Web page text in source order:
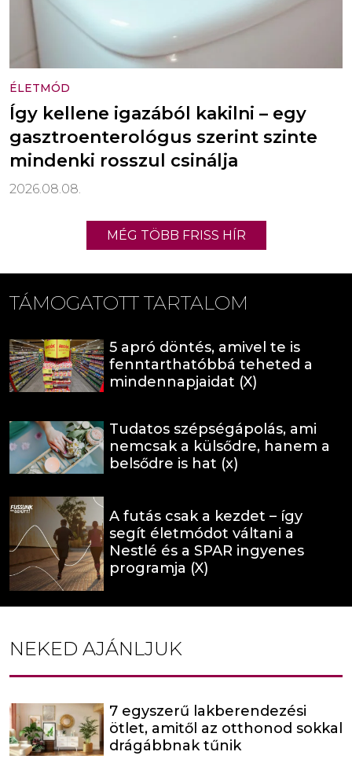
ÉLETMÓD
Így kellene igazából kakilni – egy
gasztroenterológus szerint szinte
mindenki rosszul csinálja
2026.08.08.
MÉG TÖBB FRISS HÍR
TÁMOGATOTT TARTALOM
5 apró döntés, amivel te is
fenntarthatóbbá teheted a
mindennapjaidat (X)
Tudatos szépségápolás, ami
nemcsak a külsődre, hanem a
belsődre is hat (x)
A futás csak a kezdet – így
segít életmódot váltani a
Nestlé és a SPAR ingyenes
programja (X)
NEKED AJÁNLJUK
7 egyszerű lakberendezési
ötlet, amitől az otthonod sokkal
drágábbnak tűnik